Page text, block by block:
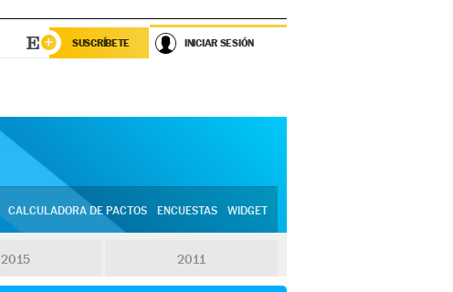
SUSCRÍBETE INICIAR SESIÓN
CALCULADORA DE PACTOS ENCUESTAS WIDGET
2015 2011